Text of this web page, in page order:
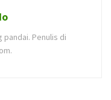
pandai. Penulis di